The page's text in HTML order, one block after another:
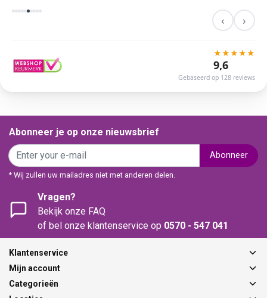
‹ ›
★★★★★
9,6
Gebaseerd op 128 reviews
Abonneer je op onze nieuwsbrief
Abonneer
* Wij zullen uw mailadres niet met anderen delen.
Vragen?
Bekijk onze FAQ
of bel onze klantenservice op 0570 - 547 041
Klantenservice
Mijn account
Categorieën